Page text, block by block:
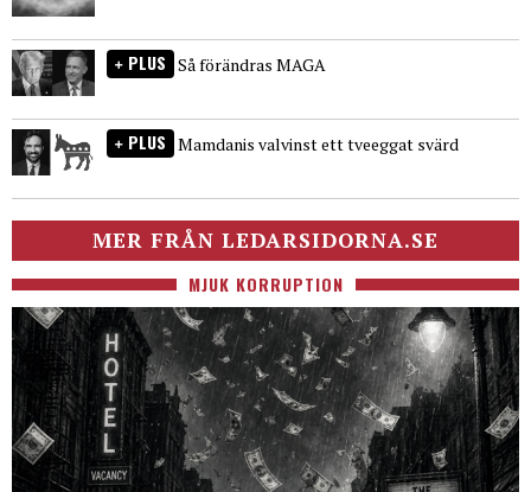
PLUS Så förändras MAGA
PLUS Mamdanis valvinst ett tveeggat svärd
MER FRÅN LEDARSIDORNA.SE
MJUK KORRUPTION